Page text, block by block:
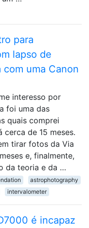
para
lapso de
uma Canon
interesso por
foi uma das
quais comprei
cerca de 15 meses.
tirar fotos da Via
e, finalmente,
da teoria e da …
astrophotography
intervalometer
é incapaz